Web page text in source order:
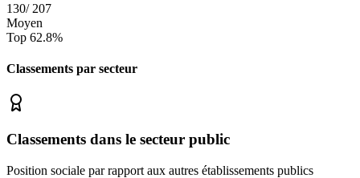
130/ 207
Moyen
Top 62.8%
Classements par secteur
Classements dans le secteur public
Position sociale par rapport aux autres établissements publics